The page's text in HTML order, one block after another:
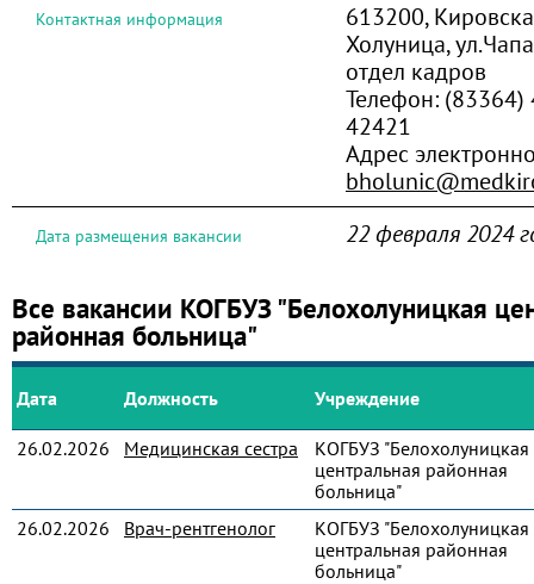
Контактная информация
613200,
Холуница,
отдел кадров
Телефон: (83364)
42421
Адрес
Дата размещения вакансии 22 февраля 2024
Все вакансии КОГБУЗ "Белохолуницкая
районная больница"
Дата Должность Учреждение
26.02.2026 Медицинская сестра
КОГБУЗ "Белохолуницкая
центральная районная
больница"
26.02.2026
Врач-рентгенолог
КОГБУЗ "Белохолуницкая
центральная районная
больница"